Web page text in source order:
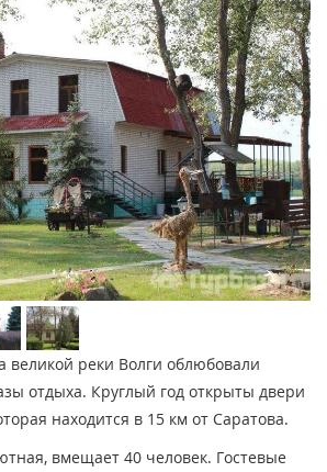
великой реки Волги облюбовали
отдыха. Круглый год открыты двери
находится в 15 км от Саратова.
вмещает 40 человек. Гостевые